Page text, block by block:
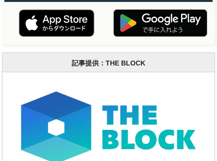
記事提供：THE BLOCK